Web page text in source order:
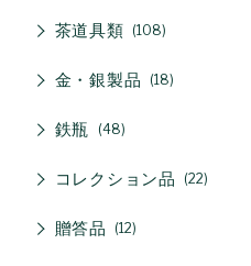
茶道具類 108
金・銀製品 18
鉄瓶 48
コレクション品 22
贈答品 12